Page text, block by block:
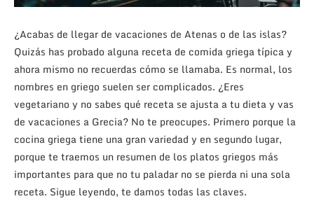
¿Acabas de llegar de vacaciones de Atenas o de las islas?
Quizás has probado alguna receta de comida griega típica y
ahora mismo no recuerdas cómo se llamaba. Es normal, los
nombres en griego suelen ser complicados. ¿Eres
vegetariano y no sabes qué receta se ajusta a tu dieta y vas
de vacaciones a Grecia? No te preocupes. Primero porque la
cocina griega tiene una gran variedad y en segundo lugar,
porque te traemos un resumen de los platos griegos más
importantes para que no tu paladar no se pierda ni una sola
receta. Sigue leyendo, te damos todas las claves.